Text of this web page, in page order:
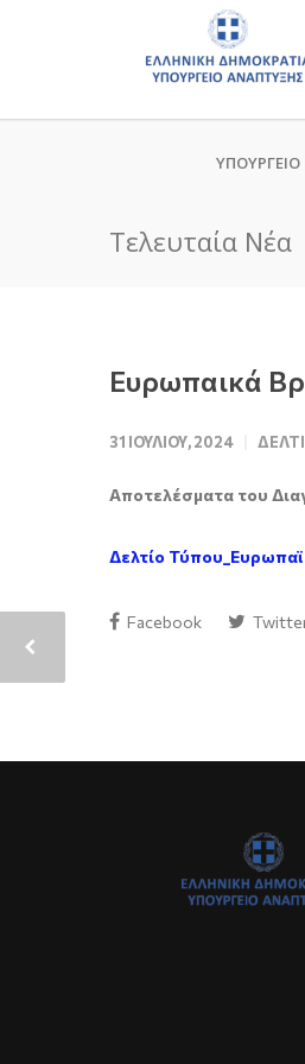
ΥΠΟΥΡΓΕΙΟ
Τελευταία Νέα
Ευρωπαικά
31 ΙΟΥΛΊΟΥ, 2024
Aποτελέσματα του
Δελτίο
Facebook